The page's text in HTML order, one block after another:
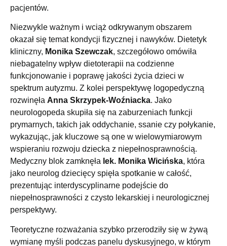
pacjentów.
Niezwykle ważnym i wciąż odkrywanym obszarem
okazał się temat kondycji fizycznej i nawyków. Dietetyk
kliniczny, Monika Szewczak, szczegółowo omówiła
niebagatelny wpływ dietoterapii na codzienne
funkcjonowanie i poprawę jakości życia dzieci w
spektrum autyzmu. Z kolei perspektywę logopedyczną
rozwinęła Anna Skrzypek-Woźniacka. Jako
neurologopeda skupiła się na zaburzeniach funkcji
prymarnych, takich jak oddychanie, ssanie czy połykanie,
wykazując, jak kluczowe są one w wielowymiarowym
wspieraniu rozwoju dziecka z niepełnosprawnością.
Medyczny blok zamknęła lek. Monika Wicińska, która
jako neurolog dziecięcy spięła spotkanie w całość,
prezentując interdyscyplinarne podejście do
niepełnosprawności z czysto lekarskiej i neurologicznej
perspektywy.
Teoretyczne rozważania szybko przerodziły się w żywą
wymianę myśli podczas panelu dyskusyjnego, w którym